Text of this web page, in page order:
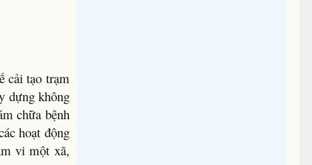
cải tạo trạm
dựng không
chữa bệnh
hoạt động
vi một xã,